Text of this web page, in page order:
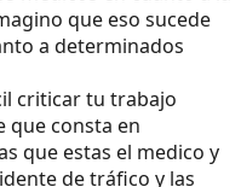
que eso sucede
a determinados
criticar tu trabajo
que consta en
que estas el medico y
de tráfico y las